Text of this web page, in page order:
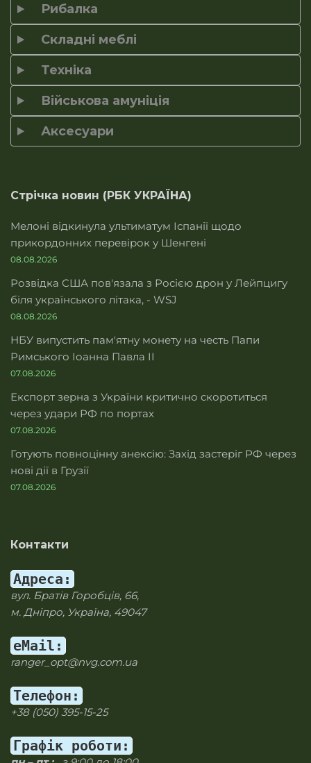
Рибалка
Складні меблі
Техніка
Військова амуніція
Аксесуари
Стрічка новин (РБК УКРАЇНА)
Мелоні відкинула ультиматум Іспанії щодо
прикордонних перевірок у Шенгені
08.08.2026
Розвідка США пов'язала з Росією дрон у Лейпцигу
біля українського літака, - WSJ
08.08.2026
НБУ випустить пам'ятну монету на честь Папи
Римського Іоанна Павла II
07.08.2026
Експорт зерна з України критично скоротиться
через удари РФ по портах
07.08.2026
Готують повноцінну анексію: Захід застеріг РФ через
нові дії в Грузії
07.08.2026
Контакти
Адреса:
вул. Братів Горобців, 66,
м. Дніпро, Україна, 49047
eMail:
ranger_opt@nvg.com.ua
Телефон:
+38 (050) 395-15-25
Графік роботи: